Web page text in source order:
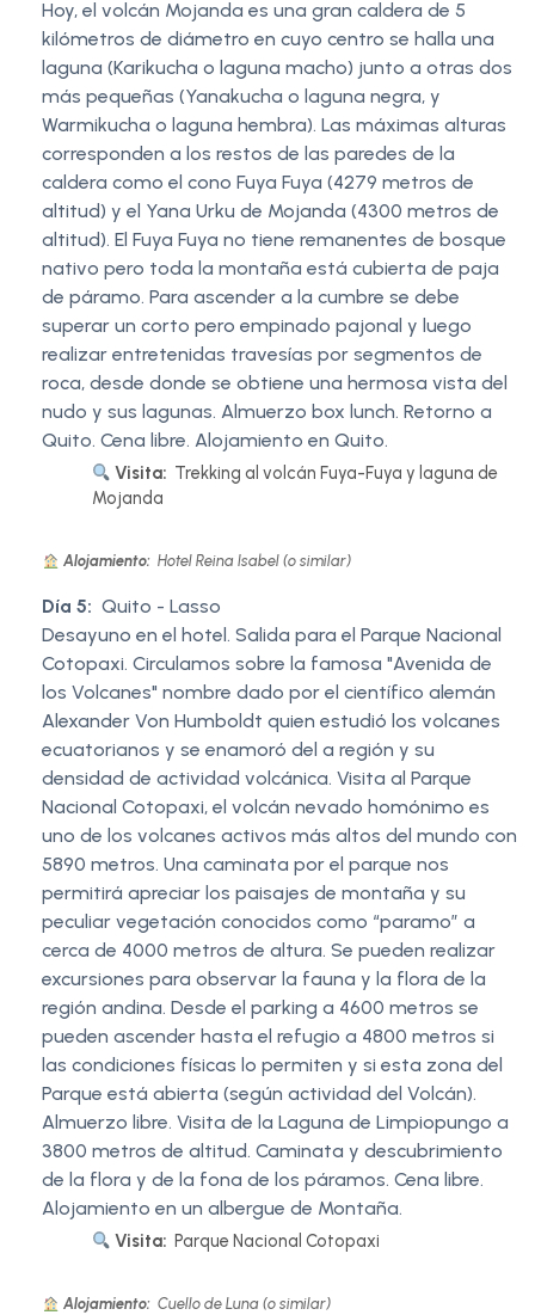
Hoy, el volcán Mojanda es una gran caldera de 5
kilómetros de diámetro en cuyo centro se halla una
laguna (Karikucha o laguna macho) junto a otras dos
más pequeñas (Yanakucha o laguna negra, y
Warmikucha o laguna hembra). Las máximas alturas
corresponden a los restos de las paredes de la
caldera como el cono Fuya Fuya (4279 metros de
altitud) y el Yana Urku de Mojanda (4300 metros de
altitud). El Fuya Fuya no tiene remanentes de bosque
nativo pero toda la montaña está cubierta de paja
de páramo. Para ascender a la cumbre se debe
superar un corto pero empinado pajonal y luego
realizar entretenidas travesías por segmentos de
roca, desde donde se obtiene una hermosa vista del
nudo y sus lagunas. Almuerzo box lunch. Retorno a
Quito. Cena libre. Alojamiento en Quito.
Visita: Trekking al volcán Fuya-Fuya y laguna de
Mojanda
Alojamiento: Hotel Reina Isabel (o similar)
Día 5: Quito - Lasso
Desayuno en el hotel. Salida para el Parque Nacional
Cotopaxi. Circulamos sobre la famosa "Avenida de
los Volcanes" nombre dado por el científico alemán
Alexander Von Humboldt quien estudió los volcanes
ecuatorianos y se enamoró del a región y su
densidad de actividad volcánica. Visita al Parque
Nacional Cotopaxi, el volcán nevado homónimo es
uno de los volcanes activos más altos del mundo con
5890 metros. Una caminata por el parque nos
permitirá apreciar los paisajes de montaña y su
peculiar vegetación conocidos como “paramo” a
cerca de 4000 metros de altura. Se pueden realizar
excursiones para observar la fauna y la flora de la
región andina. Desde el parking a 4600 metros se
pueden ascender hasta el refugio a 4800 metros si
las condiciones físicas lo permiten y si esta zona del
Parque está abierta (según actividad del Volcán).
Almuerzo libre. Visita de la Laguna de Limpiopungo a
3800 metros de altitud. Caminata y descubrimiento
de la flora y de la fona de los páramos. Cena libre.
Alojamiento en un albergue de Montaña.
Visita: Parque Nacional Cotopaxi
Alojamiento: Cuello de Luna (o similar)